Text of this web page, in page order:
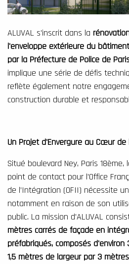
ALUVAL s’inscrit dans la
l'enveloppe extérieure du
par la Préfecture de Police de
implique une série de défis
reflète également notre
construction durable et
Un Projet d'Envergure au Cœur
Situé boulevard Ney, Paris
point de contact pour l’Office
de l’Intégration (OFII) nécessite
notamment en raison de son
public. La mission d’ALUVAL
mètres carrés de façade en
préfabriqués, composés
1,5 mètres de largeur par 3